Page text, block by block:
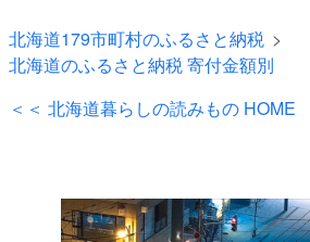
北海道179市町村のふるさと納税
北海道のふるさと納税 寄付金額別
＜＜ 北海道暮らしの読みもの HOME